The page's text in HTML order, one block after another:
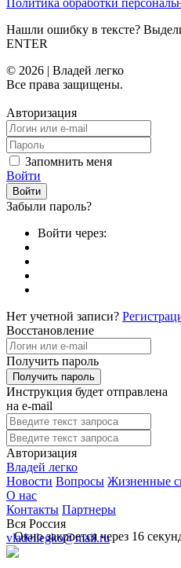
Политика обработки
Нашли ошибку в тексте?
ENTER
© 2026 | Владей легко
Все права защищены.
Авторизация
Запомнить меня
Войти
Забыли пароль?
Войти через:
Нет учетной записи?
Восстановление
Получить пароль
Инструкция будет отправлена
на e-mail
Авторизация
Владей легко
Новости Вопросы Жизненные
О нас
Контакты Партнеры
Вся Россия
vladeilegko@mail.ru
Окно закроется через 16